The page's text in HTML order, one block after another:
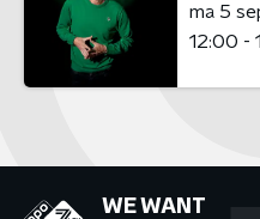
ma 5
12:00 -
WE WANT